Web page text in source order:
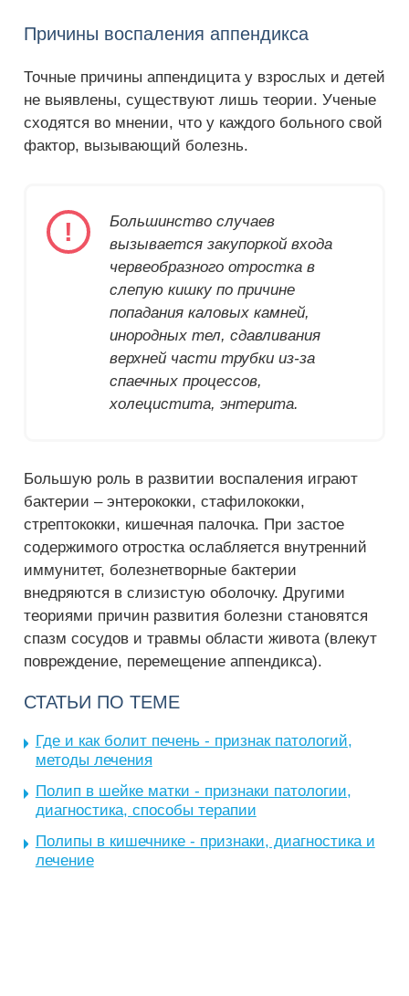
Причины воспаления аппендикса
Точные причины аппендицита у взрослых и детей
не выявлены, существуют лишь теории. Ученые
сходятся во мнении, что у каждого больного свой
фактор, вызывающий болезнь.
Большинство случаев
вызывается закупоркой входа
червеобразного отростка в
слепую кишку по причине
попадания каловых камней,
инородных тел, сдавливания
верхней части трубки из-за
спаечных процессов,
холецистита, энтерита.
Большую роль в развитии воспаления играют
бактерии – энтерококки, стафилококки,
стрептококки, кишечная палочка. При застое
содержимого отростка ослабляется внутренний
иммунитет, болезнетворные бактерии
внедряются в слизистую оболочку. Другими
теориями причин развития болезни становятся
спазм сосудов и травмы области живота (влекут
повреждение, перемещение аппендикса).
СТАТЬИ ПО ТЕМЕ
Где и как болит печень - признак патологий,
методы лечения
Полип в шейке матки - признаки патологии,
диагностика, способы терапии
Полипы в кишечнике - признаки, диагностика и
лечение